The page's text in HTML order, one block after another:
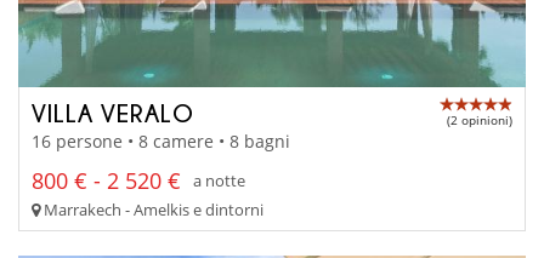
VILLA VERALO (2 opinioni)
16 persone • 8 camere • 8 bagni
800 € - 2 520 €
a notte
Marrakech - Amelkis e dintorni